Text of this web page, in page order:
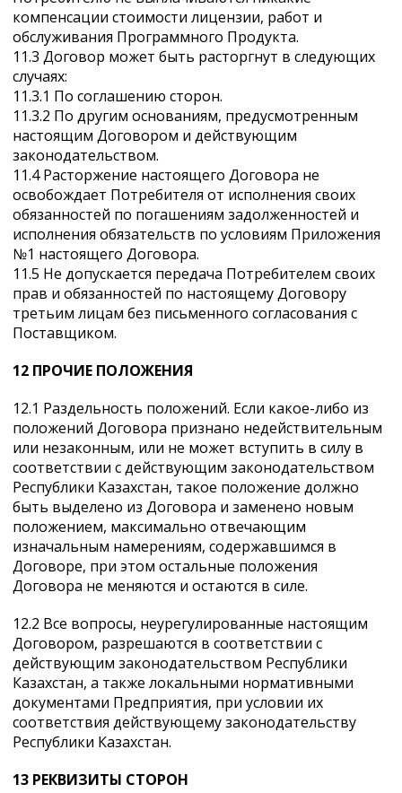
компенсации стоимости лицензии, работ и
обслуживания Программного Продукта.
11.3 Договор может быть расторгнут в следующих
случаях:
11.3.1 По соглашению сторон.
11.3.2 По другим основаниям, предусмотренным
настоящим Договором и действующим
законодательством.
11.4 Расторжение настоящего Договора не
освобождает Потребителя от исполнения своих
обязанностей по погашениям задолженностей и
исполнения обязательств по условиям Приложения
№1 настоящего Договора.
11.5 Не допускается передача Потребителем своих
прав и обязанностей по настоящему Договору
третьим лицам без письменного согласования с
Поставщиком.
12 ПРОЧИЕ ПОЛОЖЕНИЯ
12.1 Раздельность положений. Если какое-либо из
положений Договора признано недействительным
или незаконным, или не может вступить в силу в
соответствии с действующим законодательством
Республики Казахстан, такое положение должно
быть выделено из Договора и заменено новым
положением, максимально отвечающим
изначальным намерениям, содержавшимся в
Договоре, при этом остальные положения
Договора не меняются и остаются в силе.
12.2 Все вопросы, неурегулированные настоящим
Договором, разрешаются в соответствии с
действующим законодательством Республики
Казахстан, а также локальными нормативными
документами Предприятия, при условии их
соответствия действующему законодательству
Республики Казахстан.
13 РЕКВИЗИТЫ СТОРОН